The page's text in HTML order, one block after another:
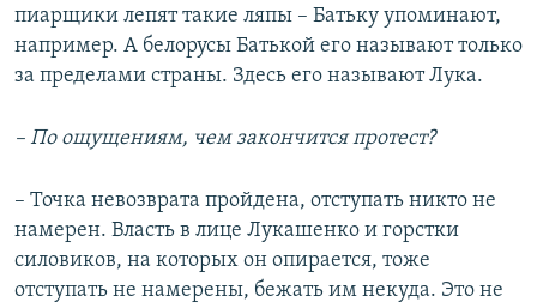
пиарщики лепят такие ляпы – Батьку упоминают,
например. А белорусы Батькой его называют только
за пределами страны. Здесь его называют Лука.
– По ощущениям, чем закончится протест?
– Точка невозврата пройдена, отступать никто не
намерен. Власть в лице Лукашенко и горстки
силовиков, на которых он опирается, тоже
отступать не намерены, бежать им некуда. Это не